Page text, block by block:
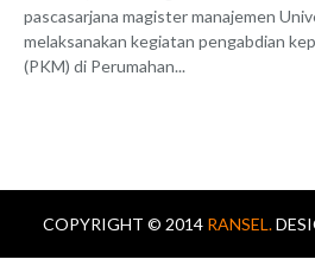
pascasarjana magister manajemen
melaksanakan kegiatan pengabdian
(PKM) di Perumahan...
COPYRIGHT © 2014 RANSEL.